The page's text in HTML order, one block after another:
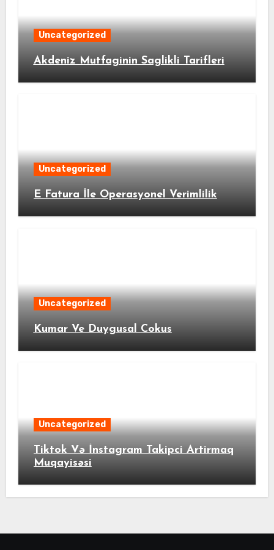
Uncategorized
Akdeniz Mutfaginin Saglikli Tarifleri
Uncategorized
E Fatura İle Operasyonel Verimlilik
Uncategorized
Kumar Ve Duygusal Cokus
Uncategorized
Tiktok Və İnstagram Takipci Artirmaq
Muqayisəsi